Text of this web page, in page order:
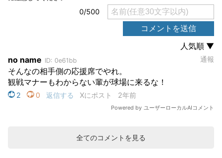
全てのコメントを見る